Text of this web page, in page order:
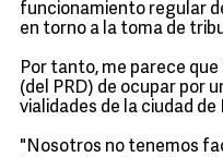
funcionamiento regular
en torno a la toma de
Por tanto, me parece
(del PRD) de ocupar por
vialidades de la ciudad de
"Nosotros no tenemos